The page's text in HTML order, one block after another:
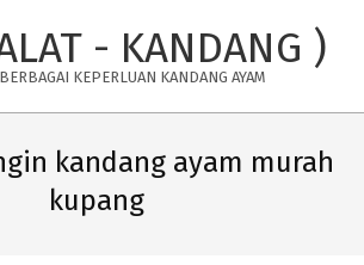
- KANDANG )
KEPERLUAN KANDANG AYAM
kandang ayam murah
kupang